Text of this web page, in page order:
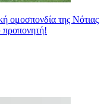
ομοσπονδία της Νότιας
προπονητή!